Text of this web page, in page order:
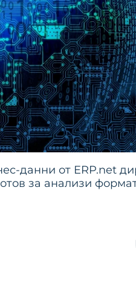
данни от ERP.net
за анализи